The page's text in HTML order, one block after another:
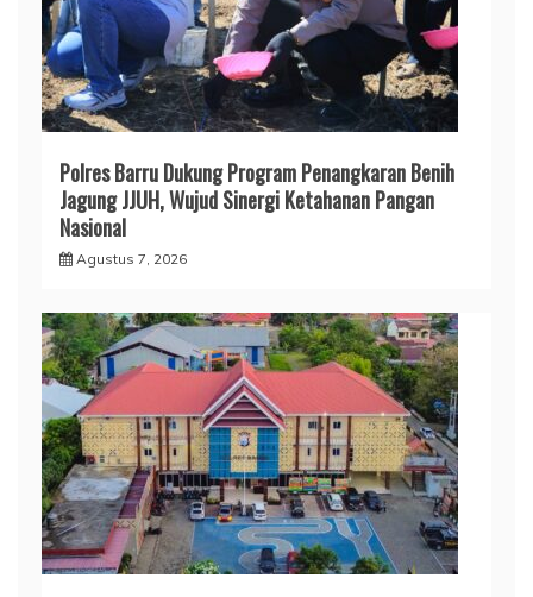
Polres Barru Dukung Program Penangkaran Benih
Jagung JJUH, Wujud Sinergi Ketahanan Pangan
Nasional
Agustus 7, 2026